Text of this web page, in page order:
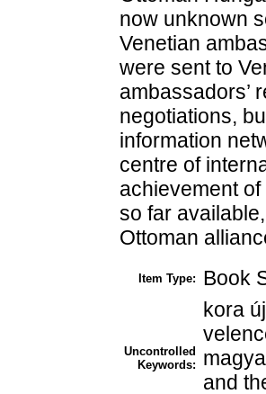
now unknown
Venetian
were sent to
ambassadors’
negotiations,
information
centre of
achievement
so far
Ottoman
Item Type: Book
Uncontrolled
Keywords:
kora
and